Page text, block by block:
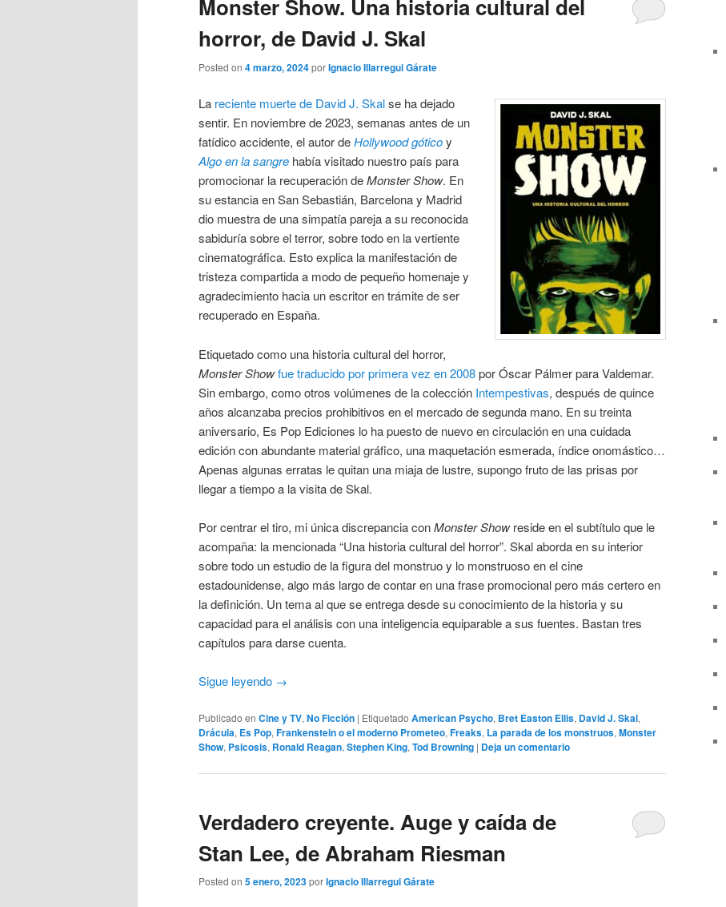
Monster Show. Una historia cultural del
horror, de David J. Skal
Posted on 4 marzo, 2024porIgnacio Illarregui Gárate
La reciente muerte de David J. Skalse ha dejado
sentir. En noviembre de 2023, semanas antes de un
fatídico accidente, el autor deHollywood góticoy
Algo en la sangre había visitado nuestro país para
promocionar la recuperación deMonster Show. En
su estancia en San Sebastián, Barcelona y Madrid
dio muestra de una simpatía pareja a su reconocida
sabiduría sobre el terror, sobre todo en la vertiente
cinematográfica. Esto explica la manifestación de
tristeza compartida a modo de pequeño homenaje y
agradecimiento hacia un escritor en trámite de ser
recuperado en España.
Etiquetado como una historia cultural del horror,
Monster Showfue traducido por primera vez en 2008por Óscar Pálmer para Valdemar.
Sin embargo, como otros volúmenes de la colección Intempestivas, después de quince
años alcanzaba precios prohibitivos en el mercado de segunda mano. En su treinta
aniversario, Es Pop Ediciones lo ha puesto de nuevo en circulación en una cuidada
edición con abundante material gráfico, una maquetación esmerada, índice onomástico…
Apenas algunas erratas le quitan una miaja de lustre, supongo fruto de las prisas por
llegar a tiempo a la visita de Skal.
Por centrar el tiro, mi única discrepancia conMonster Showreside en el subtítulo que le
acompaña: la mencionada “Una historia cultural del horror”. Skal aborda en su interior
sobre todo un estudio de la figura del monstruo y lo monstruoso en el cine
estadounidense, algo más largo de contar en una frase promocional pero más certero en
la definición. Un tema al que se entrega desde su conocimiento de la historia y su
capacidad para el análisis con una inteligencia equiparable a sus fuentes. Bastan tres
capítulos para darse cuenta.
Sigue leyendo →
Publicado en Cine y TV, No Ficción | Etiquetado American Psycho, Bret Easton Ellis, David J. Skal,
Drácula, Es Pop, Frankenstein o el moderno Prometeo, Freaks, La parada de los monstruos, Monster
Show, Psicosis, Ronald Reagan, Stephen King, Tod Browning | Deja un comentario
Verdadero creyente. Auge y caída de
Stan Lee, de Abraham Riesman
Posted on 5 enero, 2023porIgnacio Illarregui Gárate